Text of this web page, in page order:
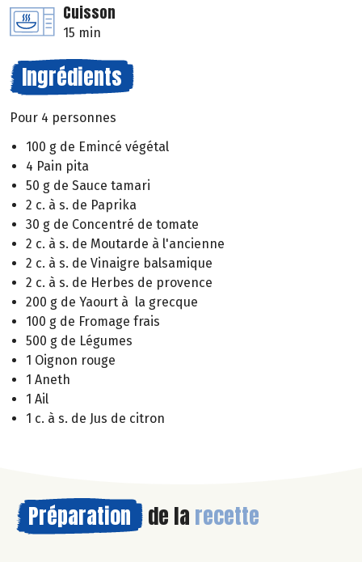
Cuisson
15 min
Ingrédients
Pour 4 personnes
100 g de Emincé végétal
4 Pain pita
50 g de Sauce tamari
2 c. à s. de Paprika
30 g de Concentré de tomate
2 c. à s. de Moutarde à l'ancienne
2 c. à s. de Vinaigre balsamique
2 c. à s. de Herbes de provence
200 g de Yaourt à la grecque
100 g de Fromage frais
500 g de Légumes
1 Oignon rouge
1 Aneth
1 Ail
1 c. à s. de Jus de citron
Préparation de la recette